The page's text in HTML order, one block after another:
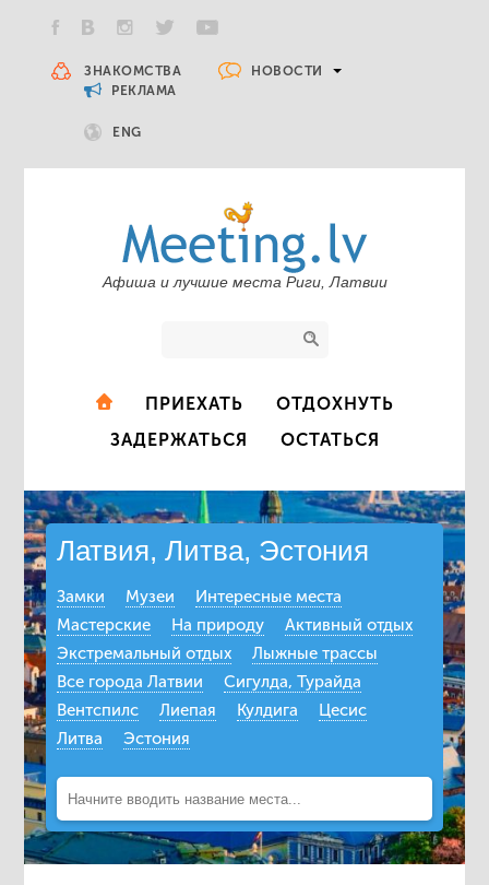
ЗНАКОМСТВА
НОВОСТИ
РЕКЛАМА
ENG
Афиша и лучшие места Риги, Латвии
ПРИЕХАТЬ
ОТДОХНУТЬ
ЗАДЕРЖАТЬСЯ
ОСТАТЬСЯ
Латвия, Литва, Эстония
Замки Музеи
Интересные места
Мастерские
На природу
Активный отдых
Экстремальный отдых
Лыжные трассы
Все города Латвии
Сигулда, Турайда
Вентспилс
Лиепая Кулдига
Цесис
Литва
Эстония